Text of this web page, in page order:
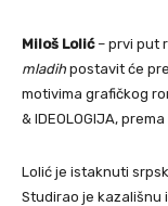
Miloš Lolić– prvi put
mladih postavit će
motivima grafičkog
& IDEOLOGIJA,
Lolić je istaknuti
Studirao je kazališnu